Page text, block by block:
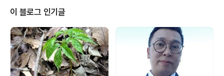
이 블로그 인기글